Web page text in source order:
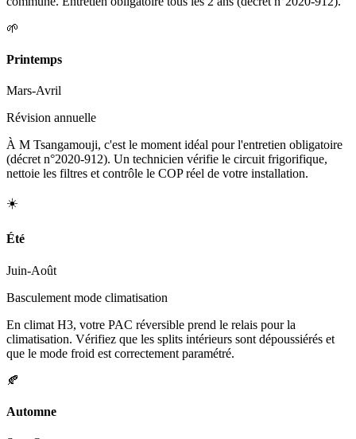
🌱
Printemps
Mars-Avril
Révision annuelle
À M Tsangamouji, c'est le moment idéal pour l'entretien obligatoire
(décret n°2020-912). Un technicien vérifie le circuit frigorifique,
nettoie les filtres et contrôle le COP réel de votre installation.
☀️
Été
Juin-Août
Basculement mode climatisation
En climat H3, votre PAC réversible prend le relais pour la
climatisation. Vérifiez que les splits intérieurs sont dépoussiérés et
que le mode froid est correctement paramétré.
🍂
Automne